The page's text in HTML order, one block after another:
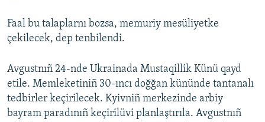
Faal bu talaplarnı bozsa, memuriy mesüliyetke
çekilecek, dep tenbilendi.
Avgustnıñ 24-nde Ukrainada Mustaqillik Künü qayd
etile. Memleketiniñ 30-ıncı doğğan kününde tantanalı
tedbirler keçirilecek. Kyivniñ merkezinde arbiy
bayram paradınıñ keçirilüvi planlaştırıla. Avgustnıñ